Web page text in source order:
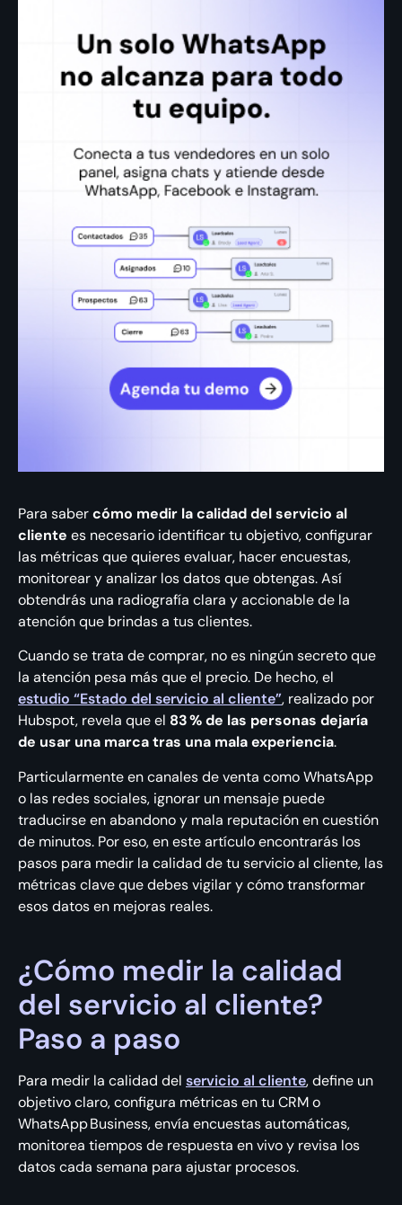
Para sabercómo medir la calidad del servicio al
cliente es necesario identificar tu objetivo, configurar
las métricas que quieres evaluar, hacer encuestas,
monitorear y analizar los datos que obtengas. Así
obtendrás una radiografía clara y accionable de la
atención que brindas a tus clientes.
Cuando se trata de comprar, no es ningún secreto que
la atención pesa más que el precio. De hecho, el
estudio “Estado del servicio al cliente”, realizado por
Hubspot, revela que el 83 % de las personas dejaría
de usar una marca tras una mala experiencia.
Particularmente en canales de venta como WhatsApp
o las redes sociales, ignorar un mensaje puede
traducirse en abandono y mala reputación en cuestión
de minutos. Por eso, en este artículo encontrarás los
pasos para medir la calidad de tu servicio al cliente, las
métricas clave que debes vigilar y cómo transformar
esos datos en mejoras reales.
¿Cómo medir la calidad
del servicio al cliente?
Paso a paso
Para medir la calidad del servicio al cliente, define un
objetivo claro, configura métricas en tu CRM o
WhatsApp Business, envía encuestas automáticas,
monitorea tiempos de respuesta en vivo y revisa los
datos cada semana para ajustar procesos.